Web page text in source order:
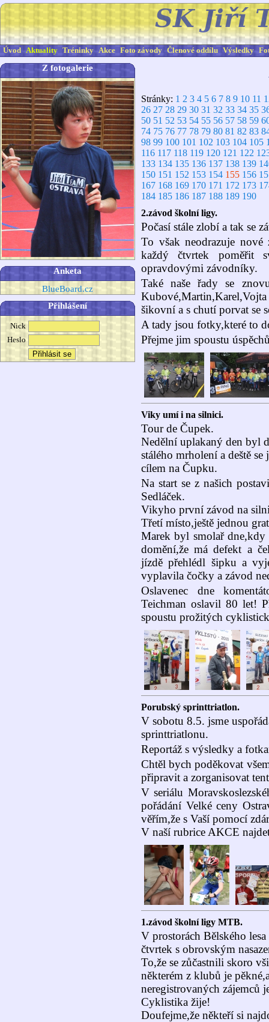
Úvod Aktuality Tréninky Akce Foto závody Členové oddílu Výsledky
Z fotogalerie
Anketa
BlueBoard.cz
Přihlášení
Nick
Heslo
Stránky: 1 2 3 4 5 6 7 8 9 10 11
26 27 28 29 30 31 32 33 34 35
50 51 52 53 54 55 56 57 58 59
74 75 76 77 78 79 80 81 82 83
98 99 100 101 102 103 104 105
116 117 118 119 120 121 122
133 134 135 136 137 138 139
150 151 152 153 154 155 156
167 168 169 170 171 172 173
184 185 186 187 188 189 190
2.závod školní ligy.
Počasí stále zlobí a tak se
To však neodrazuje
každý čtvrtek poměřit
opravdovými závodníky.
Také naše řady se
šikovní a s chutí porvat se
A tady jsou fotky,které to
Přejme jim spoustu
Viky umí i na silnici.
Tour de Čupek.
Nedělní uplakaný den byl
stálého mrholení a deště
cílem na Čupku.
Na start se z našich
Sedláček.
Vikyho první závod na
Třetí místo,ještě jednou
Marek byl smolař
domění,že má defekt a
jízdě přehlédl šipku a
vyplavila čočky a závod
Oslavenec dne
Teichman oslavil 80 let!
spoustu prožitých
Porubský sprinttriatlon.
V sobotu 8.5. jsme
sprinttriatlonu.
Reportáž s výsledky a
Chtěl bych poděkovat
připravit a zorganisovat
V seriálu
pořádání Velké ceny
věřím,že s Vaší pomocí
V naší rubrice AKCE
1.závod školní ligy MTB.
V prostorách Bělského
čtvrtek s obrovským
To,že se zůčastnili skoro
některém z klubů je
neregistrovaných zájemců
Cyklistika žije!
Doufejme,že někteří si